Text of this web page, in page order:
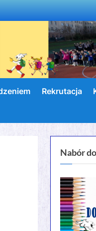
Rekrutacja
Nabór